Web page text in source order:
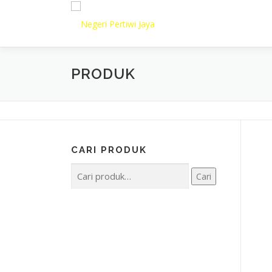
PRODUK
CARI PRODUK
untuk:
Cari